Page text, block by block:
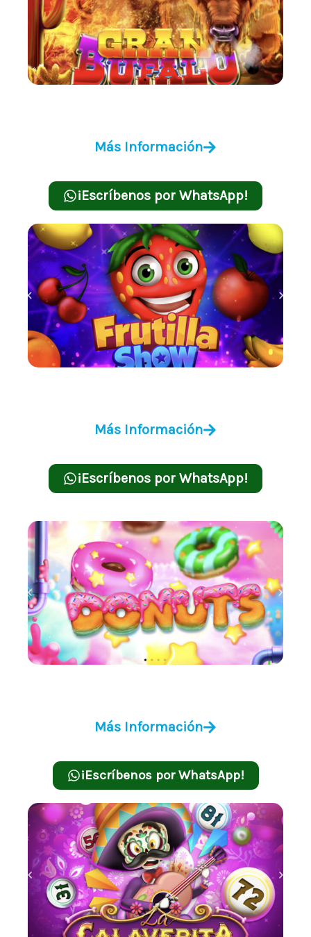
Más Información
¡Escríbenos por WhatsApp!
Más Información
¡Escríbenos por WhatsApp!
Más Información
¡Escríbenos por WhatsApp!